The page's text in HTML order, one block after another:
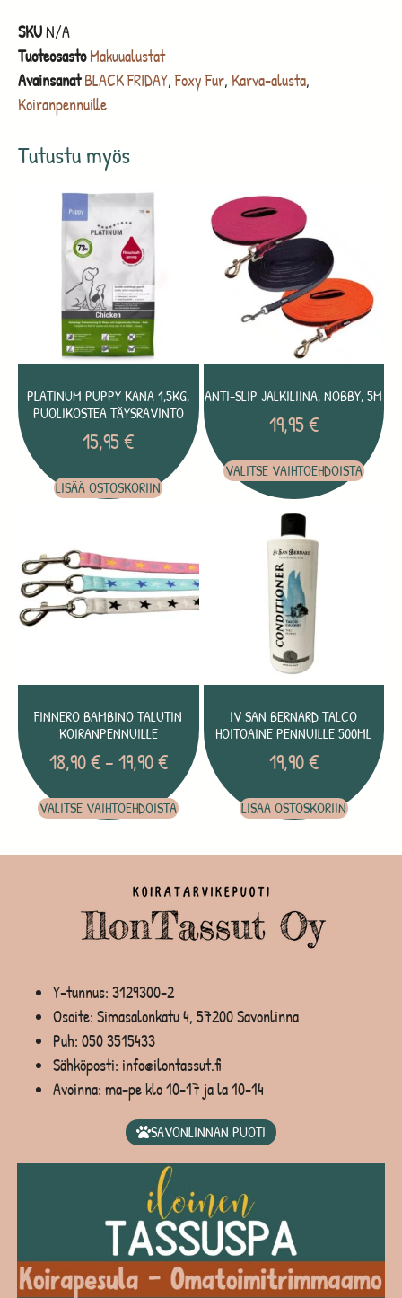
Tutustu myös
PLATINUM PUPPY KANA 1,5KG,
PUOLIKOSTEA TÄYSRAVINTO
15,95€
LISÄÄ OSTOSKORIIN
ANTI-SLIP JÄLKILIINA, NOBBY, 5M
19,95€
VALITSE VAIHTOEHDOISTA
FINNERO BAMBINO TALUTIN
KOIRANPENNUILLE
18,90€ –19,90€
VALITSE VAIHTOEHDOISTA
IV SAN BERNARD TALCO
HOITOAINE PENNUILLE 500ML
19,90€
LISÄÄ OSTOSKORIIN
SKUN/A
Tuoteosasto Makuualustat
Avainsanat BLACK FRIDAY, Foxy Fur, Karva-alusta,
Koiranpennuille
Y-tunnus: 3129300-2
Osoite: Simasalonkatu 4, 57200 Savonlinna
Puh: 050 3515433
Sähköposti: info@ilontassut.fi
Avoinna: ma-pe klo 10-17 ja la 10-14
SAVONLINNAN PUOTI